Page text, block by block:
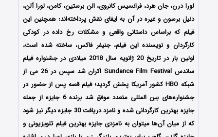
لورا درن، جان هرد، فرانسیس کانروی، الن برستین، کامن، لورا آلن،
دنیل برسون و غیره در آن به ایفای نقش پرداخته‌اند؛ همچنین این
فیلم که براساس داستانی واقعی و مشکلات رخ داده در کودکی
کارگردان و نویسنده این فیلم، جنیفر فاکس، ساخته شده است،
اولین بار در تاریخ 20 ژانویه سال 2018 میلادی در جشنواره فیلم
ساندس Sundance Film Festival اکران شد سپس در 26 می از
شبکه HBO کشور آمریکا پخش گردید؛ فیلم قصه پس از حضور در
جشنواره‌‌‌های بین المللی متعدد موفق شد برنده 6 جایزه از جمله
جایزه بهترین کارگردانی شده و نامزد دریافت 30 جایزه دیگر نیز شود
که از میان آن‌ها میتوان به نامزدی جایزه بهترین فیلم تلویزیونی و